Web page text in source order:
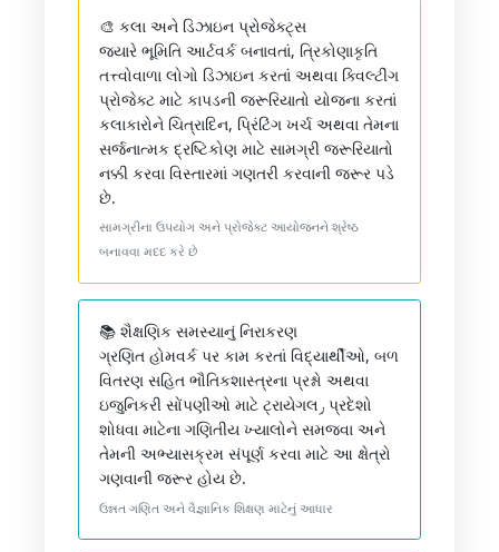
🎨 કલા અને ડિઝાઇન પ્રોજેક્ટ્સ
જ્યારે ભૂમિતિ આર્ટવર્ક બનાવતાં, ત્રિકોણાકૃતિ
તત્ત્વોવાળા લોગો ડિઝાઇન કરતાં અથવા ક્વિલ્ટીંગ
પ્રોજેક્ટ માટે કાપડની જરૂરિયાતો યોજના કરતાં
કલાકારોને ચિત્રાદિન, પ્રિંટિંગ ખર્ચ અથવા તેમના
સર્જનાત્મક દ્રષ્ટિકોણ માટે સામગ્રી જરૂરિયાતો
નક્કી કરવા વિસ્તારમાં ગણતરી કરવાની જરૂર પડે
છે.
સામગ્રીના ઉપયોગ અને પ્રોજેક્ટ આયોજનને શ્રેષ્ઠ
બનાવવા મદદ કરે છે
📚 શૈક્ષણિક સમસ્યાનું નિરાકરણ
ગ્રણિત હોમવર્ક પર કામ કરતાં વિદ્યાર્થીઓ, બળ
વિતરણ સહિત ભૌતિકશાસ્ત્રના પ્રશ્નો અથવા
ઇજુનિકરી સોંપણીઓ માટે ટ્રાયેગલر પ્રદેશો
શોધવા માટેના ગણિતીય ખ્યાલોને સમજવા અને
તેમની અભ્યાસક્રમ સંપૂર્ણ કરવા માટે આ ક્ષેત્રો
ગણવાની જરૂર હોય છે.
ઉન્નત ગણિત અને વૈજ્ઞાનિક શિક્ષણ માટેનું આધાર